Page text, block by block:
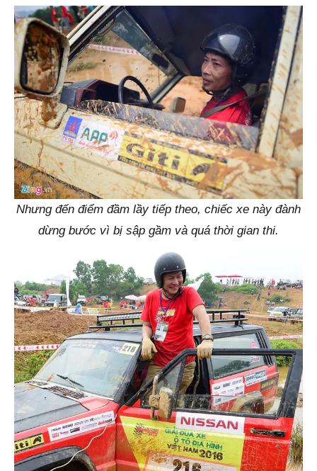
Nhưng đến điểm đầm lầy tiếp theo, chiếc xe này đành
dừng bước vì bị sập gầm và quá thời gian thi.